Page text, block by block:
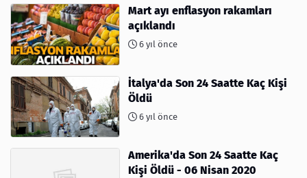
Mart ayı enflasyon rakamları
açıklandı
6 yıl önce
İtalya'da Son 24 Saatte Kaç Kişi
Öldü
6 yıl önce
Amerika'da Son 24 Saatte Kaç
Kişi Öldü - 06 Nisan 2020